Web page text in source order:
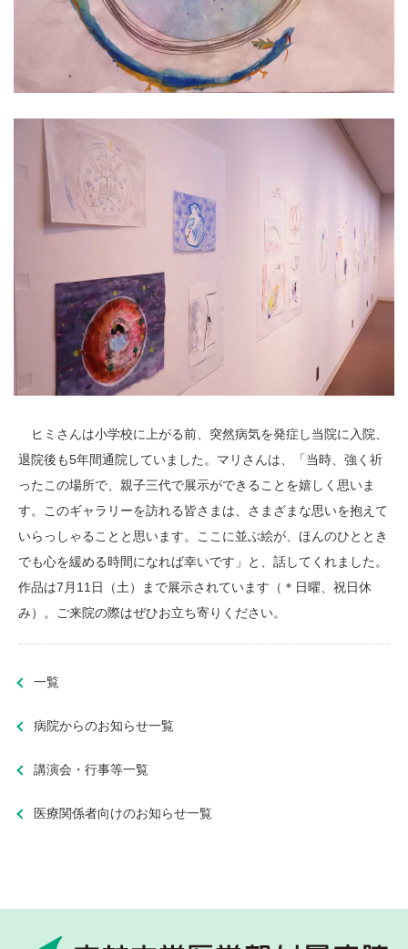
ヒミさんは小学校に上がる前、突然病気を発症し当院に入院、
退院後も5年間通院していました。マリさんは、「当時、強く祈
ったこの場所で、親子三代で展示ができることを嬉しく思いま
す。このギャラリーを訪れる皆さまは、さまざまな思いを抱えて
いらっしゃることと思います。ここに並ぶ絵が、ほんのひととき
でも心を緩める時間になれば幸いです」と、話してくれました。
作品は7月11日（土）まで展示されています（＊日曜、祝日休
み）。ご来院の際はぜひお立ち寄りください。
一覧
病院からのお知らせ一覧
講演会・行事等一覧
医療関係者向けのお知らせ一覧